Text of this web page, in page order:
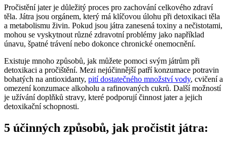
Pročistění jater je důležitý proces pro zachování celkového zdraví
těla. Játra jsou orgánem, který má klíčovou úlohu při detoxikaci těla
a metabolismu živin. Pokud jsou játra zanesená toxiny a nečistotami,
mohou se vyskytnout různé zdravotní problémy jako například
únavu, špatné trávení nebo dokonce chronické onemocnění.
Existuje mnoho způsobů, jak můžete pomoci svým játrům při
detoxikaci a pročištění. Mezi nejúčinnější patří konzumace potravin
bohatých na antioxidanty, pití dostatečného množství vody, cvičení a
omezení konzumace alkoholu a rafinovaných cukrů. Další možností
je užívání doplňků stravy, které podporují činnost jater a jejich
detoxikační schopnosti.
5 účinných způsobů, jak pročistit játra: